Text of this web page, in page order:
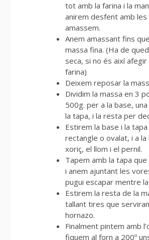
tot amb la farina i la
anirem desfent amb
amassem.
Anem amassant fins
massa fina. (Ha de
seca, si no és així afegir
farina)
Deixem reposar la
Dividim la massa en 3
500g. per a la base,
la tapa, i la resta per
Estirem la base i la
rectangle o ovalat, i a
xoriç, el llom i el pernil.
Tapem amb la tapa
i anem ajuntant les
pugui escapar mentre
Estirem la resta de la
tallant tires que
hornazo.
Finalment pintem amb
fiquem al forn a 200º